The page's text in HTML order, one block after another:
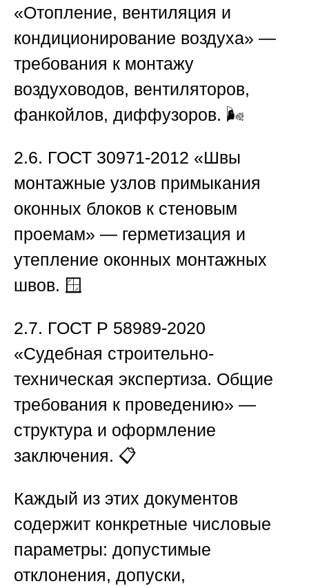
«Отопление, вентиляция и
кондиционирование воздуха» —
требования к монтажу
воздуховодов, вентиляторов,
фанкойлов, диффузоров. 🌬️
2.6. ГОСТ 30971-2012 «Швы
монтажные узлов примыкания
оконных блоков к стеновым
проемам» — герметизация и
утепление оконных монтажных
швов. 🪟
2.7. ГОСТ Р 58989-2020
«Судебная строительно-
техническая экспертиза. Общие
требования к проведению» —
структура и оформление
заключения. 📋
Каждый из этих документов
содержит конкретные числовые
параметры: допустимые
отклонения, допуски,